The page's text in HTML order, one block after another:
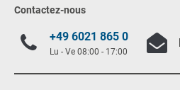
Contactez-nous
+49 6021 865 0
Lu - Ve 08:00 - 17:00